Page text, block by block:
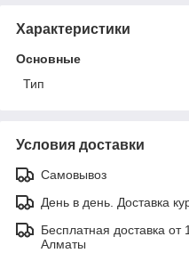
Характеристики
Основные
Тип
Условия доставки
Самовывоз
День в день. Доставка
Бесплатная доставка от
Алматы